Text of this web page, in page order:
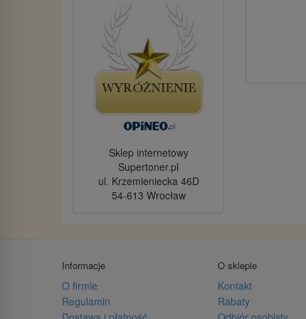
Sklep internetowy
Supertoner.pl
ul. Krzemieniecka 46D
54-613 Wrocław
Informacje
O firmie
Regulamin
O sklepie
Kontakt
Rabaty